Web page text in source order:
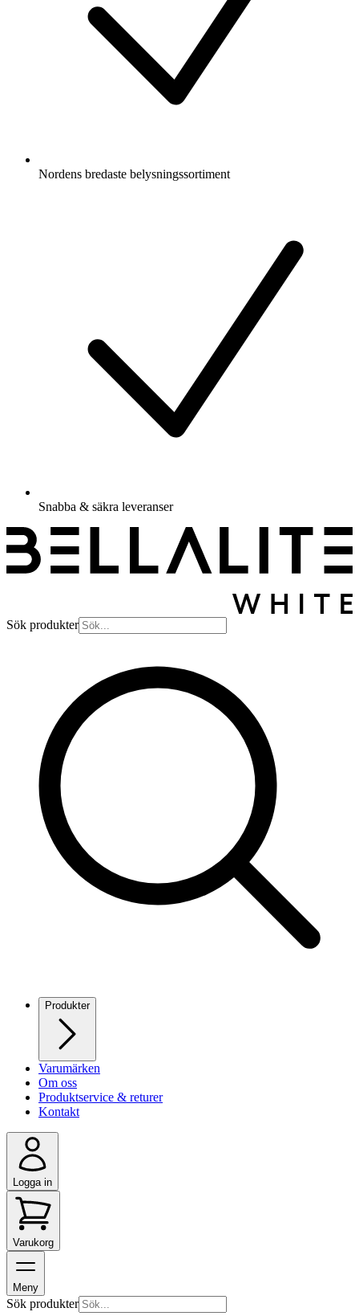
Nordens bredaste belysningssortiment
Snabba & säkra leveranser
Sök produkter
Produkter
Varumärken
Om oss
Produktservice & returer
Kontakt
Logga in
Varukorg
Meny
Sök produkter